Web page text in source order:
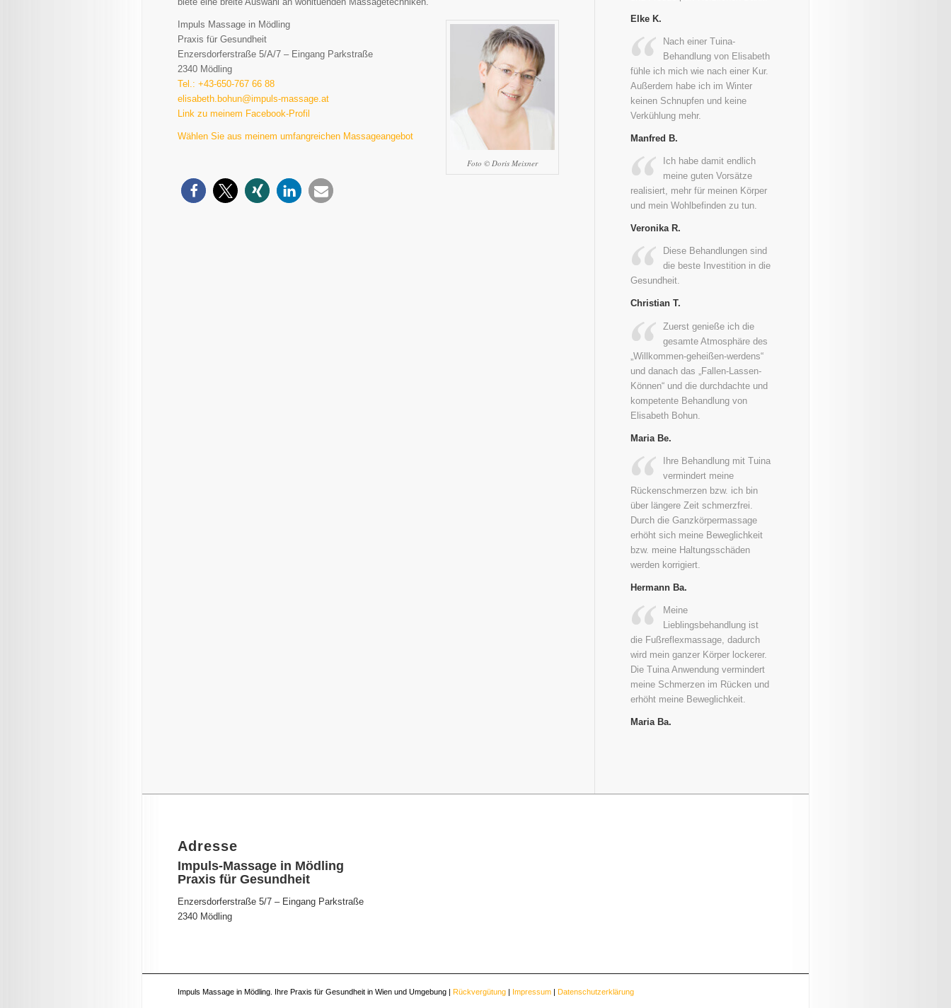
Foto © Doris Meixner
Impuls Massage in Mödling
Praxis für Gesundheit
Enzersdorferstraße 5/A/7 – Eingang Parkstraße
2340 Mödling
Tel.: +43-650-767 66 88
elisabeth.bohun@impuls-massage.at
Link zu meinem Facebook-Profil
Wählen Sie aus meinem umfangreichen Massageangebot
Elke K.
Nach einer Tuina-
Behandlung von Elisabeth
fühle ich mich wie nach einer Kur.
Außerdem habe ich im Winter
keinen Schnupfen und keine
Verkühlung mehr.
Manfred B.
Ich habe damit endlich
meine guten Vorsätze
realisiert, mehr für meinen Körper
und mein Wohlbefinden zu tun.
Veronika R.
Diese Behandlungen sind
die beste Investition in die
Gesundheit.
Christian T.
Zuerst genieße ich die
gesamte Atmosphäre des
„Willkommen-geheißen-werdens“
und danach das „Fallen-Lassen-
Können“ und die durchdachte und
kompetente Behandlung von
Elisabeth Bohun.
Maria Be.
Ihre Behandlung mit Tuina
vermindert meine
Rückenschmerzen bzw. ich bin
über längere Zeit schmerzfrei.
Durch die Ganzkörpermassage
erhöht sich meine Beweglichkeit
bzw. meine Haltungsschäden
werden korrigiert.
Hermann Ba.
Meine
Lieblingsbehandlung ist
die Fußreflexmassage, dadurch
wird mein ganzer Körper lockerer.
Die Tuina Anwendung vermindert
meine Schmerzen im Rücken und
erhöht meine Beweglichkeit.
Maria Ba.
Adresse
Impuls-Massage in Mödling
Praxis für Gesundheit
Enzersdorferstraße 5/7 – Eingang Parkstraße
2340 Mödling
Impuls Massage in Mödling. Ihre Praxis für Gesundheit in Wien und Umgebung | Rückvergütung | Impressum | Datenschutzerklärung